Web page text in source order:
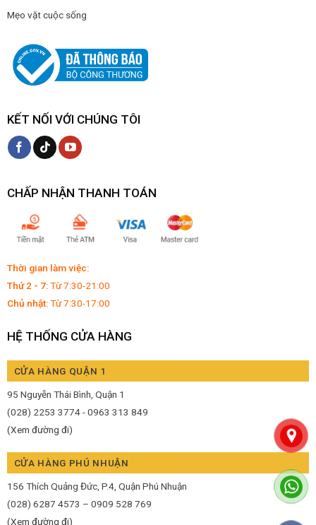
Mẹo vặt cuộc sống
KẾT NỐI VỚI CHÚNG TÔI
CHẤP NHẬN THANH TOÁN
Thời gian làm việc:
Thứ 2 - 7:Từ 7:30-21:00
Chủ nhật:Từ 7:30-17:00
HỆ THỐNG CỬA HÀNG
CỬA HÀNG QUẬN 1
95 Nguyễn Thái Bình, Quận 1
(028) 2253 3774 - 0963 313 849
(Xem đường đi)
CỬA HÀNG PHÚ NHUẬN
156 Thích Quảng Đức, P.4, Quận Phú Nhuận
(028) 6287 4573 – 0909 528 769
(Xem đường đi)